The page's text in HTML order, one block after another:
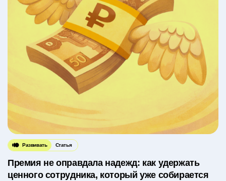
Развивать Статья
Премия не оправдала надежд: как удержать
ценного сотрудника, который уже собирается